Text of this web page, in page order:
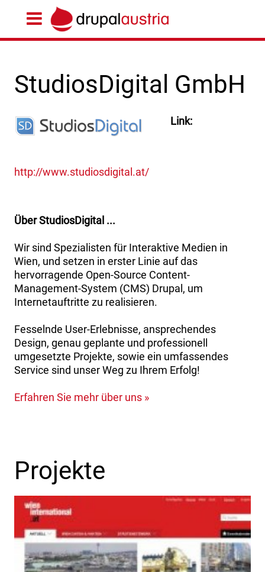
StudiosDigital GmbH
Link
http://www.studiosdigital.at/
Über StudiosDigital ...
Wir sind Spezialisten für Interaktive Medien in
Wien, und setzen in erster Linie auf das
hervorragende Open-Source Content-
Management-System (CMS) Drupal, um
Internetauftritte zu realisieren.
Fesselnde User-Erlebnisse, ansprechendes
Design, genau geplante und professionell
umgesetzte Projekte, sowie ein umfassendes
Service sind unser Weg zu Ihrem Erfolg!
Erfahren Sie mehr über uns »
Projekte